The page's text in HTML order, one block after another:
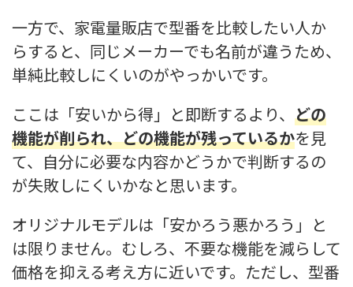
一方で、家電量販店で型番を比較したい人か
らすると、同じメーカーでも名前が違うため、
単純比較しにくいのがやっかいです。
ここは「安いから得」と即断するより、 どの
機能が削られ、どの機能が残っているかを見
て、自分に必要な内容かどうかで判断するの
が失敗しにくいかなと思います。
オリジナルモデルは「安かろう悪かろう」と
は限りません。むしろ、不要な機能を減らして
価格を抑える考え方に近いです。ただし、型番